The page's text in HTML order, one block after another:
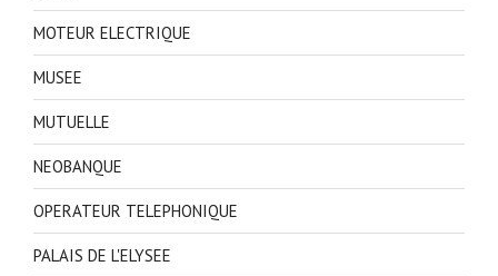
MOTEUR ELECTRIQUE
MUSEE
MUTUELLE
NEOBANQUE
OPERATEUR TELEPHONIQUE
PALAIS DE L'ELYSEE